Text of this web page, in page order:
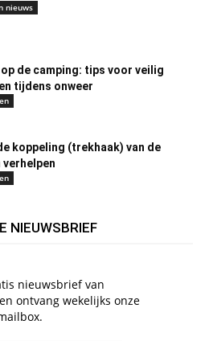
nieuws
op de camping: tips voor veilig
tijdens onweer
koppeling (trekhaak) van de
verhelpen
NIEUWSBRIEF
nieuwsbrief van
ontvang wekelijks onze